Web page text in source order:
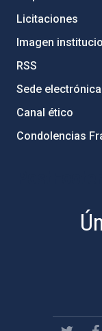
Licitaciones
Imagen
RSS
Sede electrónica
Canal ético
Condolencias